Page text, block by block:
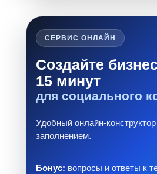
СЕРВИС ОНЛАЙН
Создайте
15 минут
для социального
Удобный онлайн-
заполнением.
Бонус: вопросы и ответы к